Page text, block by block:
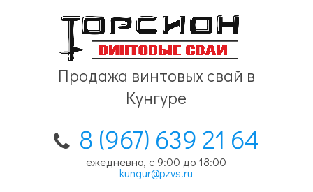
Продажа винтовых свай в
Кунгуре
8 (967) 639 21 64
ежедневно, с 9:00 до 18:00
kungur@pzvs.ru